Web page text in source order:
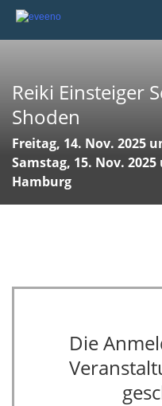
Reiki Einsteiger
Shoden
Freitag, 14. Nov. 2025
Samstag, 15. Nov. 2025
Hamburg
Die